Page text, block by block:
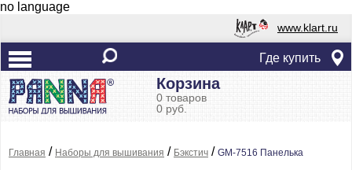
no language
www.klart.ru
Где купить
Корзина
0 товаров
0 руб.
Главная / Наборы для вышивания / Бэкстич / GM-7516 Панелька